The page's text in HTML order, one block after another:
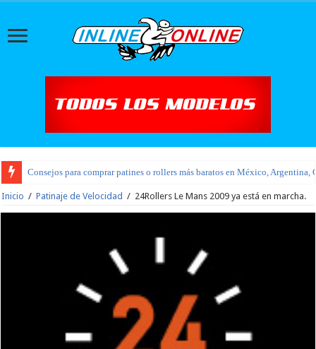
Consejos para comprar patines o rollers más baratos en México, Argentina,
Nueva tienda oficial Flying Eagle
Inicio / Patinaje de Velocidad / 24Rollers Le Mans 2009 ya está en marcha.